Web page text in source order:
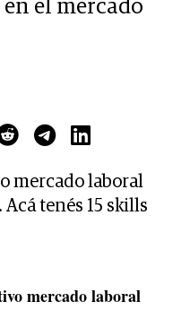
el mercado
mercado laboral
tenés 15 skills
mercado laboral